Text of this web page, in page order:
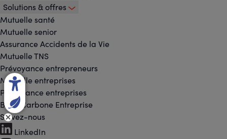
Solutions & offres
Mutuelle santé
Mutuelle senior
Assurance Accidents de la Vie
Mutuelle TNS
Prévoyance entrepreneurs
Mutuelle entreprises
Prévoyance entreprises
Bilan Carbone Entreprise
Footer
Suivez-nous
LinkedIn